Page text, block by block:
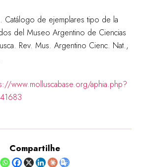
Catálogo de ejemplares tipo de la
del Museo Argentino de Ciencias
Rev. Mus. Argentino Cienc. Nat.,
www.molluscabase.org/aphia.php?
Compartilhe